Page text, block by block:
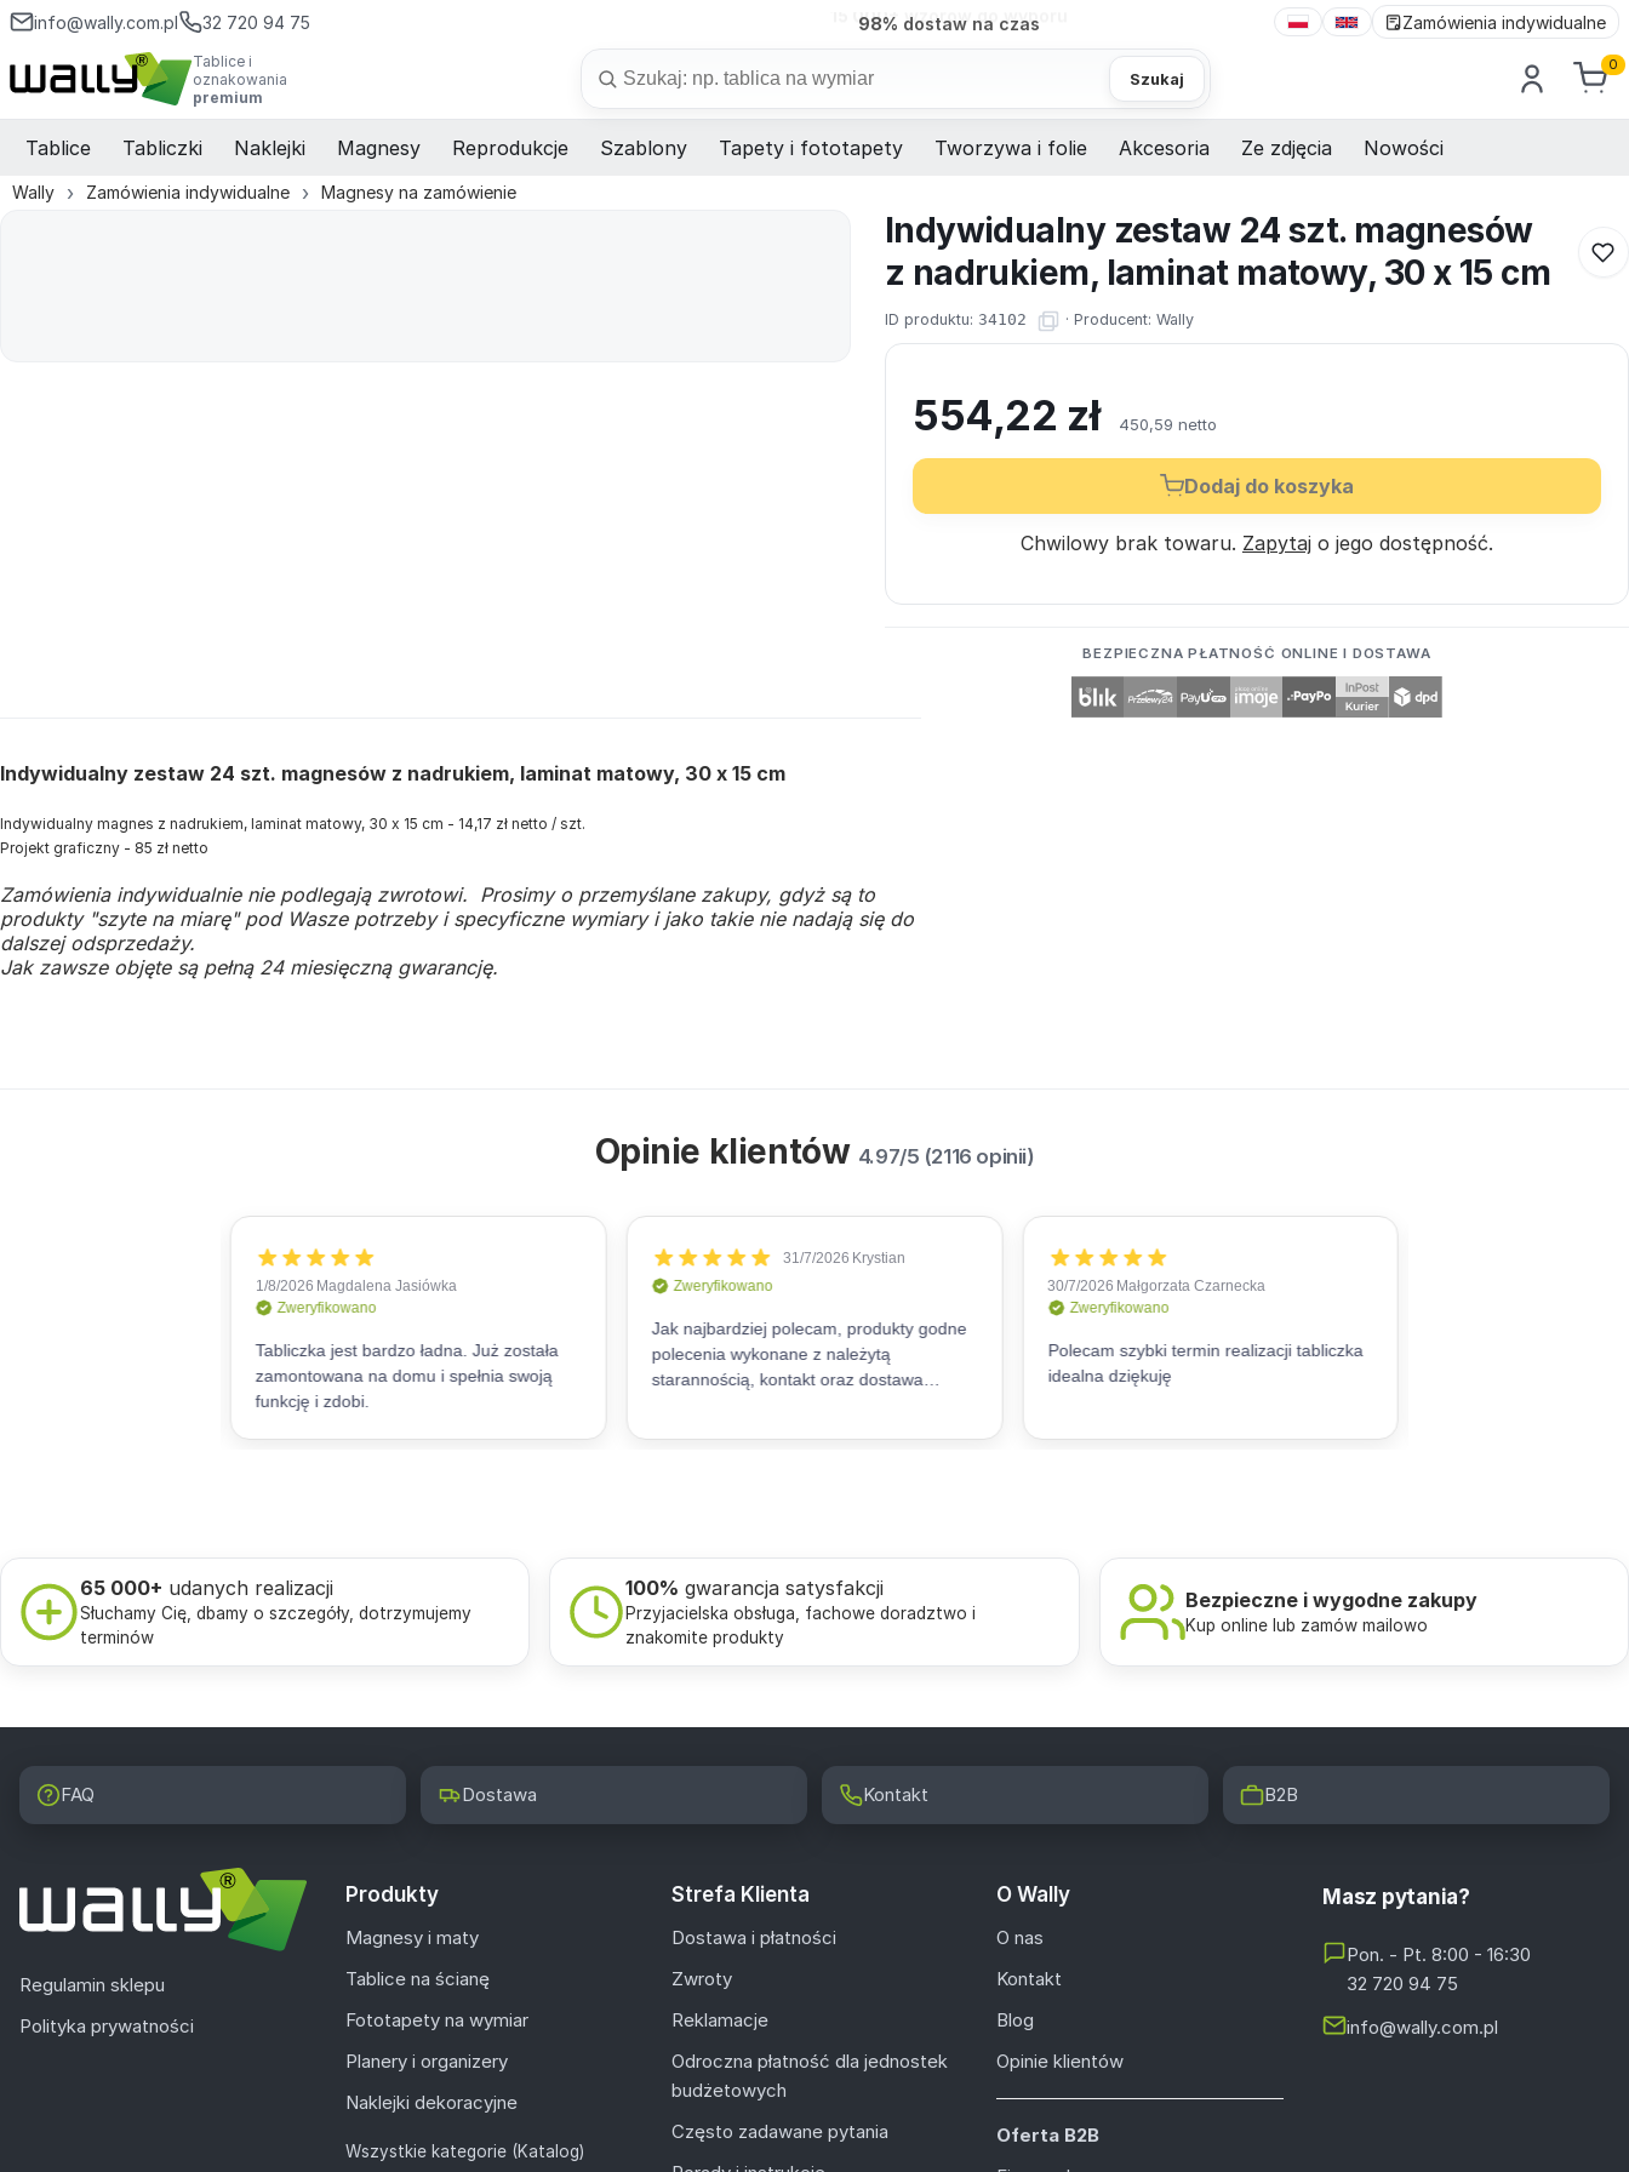
info@wally.com.pl 32 720 94 75 98% dostaw na czas Zamówienia indywidualne
Tablice i
oznakowania
premium
Szukaj
0
Tablice Tabliczki Naklejki Magnesy Reprodukcje Szablony Tapety i fototapety Tworzywa i folie Akcesoria Ze zdjęcia Nowości
Wally Zamówienia indywidualne Magnesy na zamówienie
Indywidualny zestaw 24 szt. magnesów
z nadrukiem, laminat matowy, 30 x 15 cm
ID produktu: 34102 · Producent: Wally
554,22 zł 450,59 netto
Dodaj do koszyka
Chwilowy brak towaru. Zapytaj o jego dostępność.
BEZPIECZNA PŁATNOŚĆ ONLINE I DOSTAWA
Indywidualny zestaw 24 szt. magnesów z nadrukiem, laminat matowy, 30 x 15 cm
Indywidualny magnes z nadrukiem, laminat matowy, 30 x 15 cm - 14,17 zł netto / szt.
Projekt graficzny - 85 zł netto
Zamówienia indywidualnie nie podlegają zwrotowi. Prosimy o przemyślane zakupy, gdyż są to
produkty "szyte na miarę" pod Wasze potrzeby i specyficzne wymiary i jako takie nie nadają się do
dalszej odsprzedaży.
Jak zawsze objęte są pełną 24 miesięczną gwarancję.
Opinie klientów 4.97/5 (2116 opinii)
65 000+ udanych realizacji
Słuchamy Cię, dbamy o szczegóły, dotrzymujemy
terminów
100% gwarancja satysfakcji
Przyjacielska obsługa, fachowe doradztwo i
znakomite produkty
Bezpieczne i wygodne zakupy
Kup online lub zamów mailowo
FAQ Dostawa Kontakt B2B
Regulamin sklepu
Polityka prywatności
Produkty
Magnesy i maty
Tablice na ścianę
Fototapety na wymiar
Planery i organizery
Naklejki dekoracyjne
Wszystkie kategorie (Katalog)
Strefa Klienta
Dostawa i płatności
Zwroty
Reklamacje
Odroczna płatność dla jednostek
budżetowych
Często zadawane pytania
O Wally
O nas
Kontakt
Blog
Opinie klientów
Oferta B2B
Masz pytania?
Pon. - Pt. 8:00 - 16:30
32 720 94 75
info@wally.com.pl